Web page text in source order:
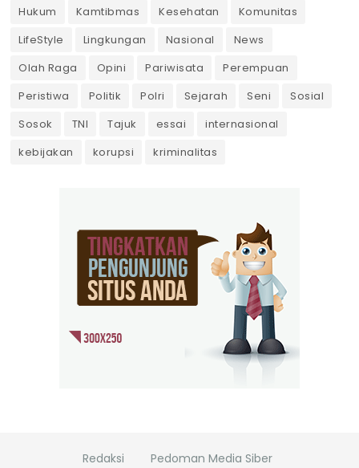
Hukum
Kamtibmas Kesehatan
Komunitas
LifeStyle
Lingkungan Nasional
News
Olah Raga
Opini Pariwisata
Perempuan
Peristiwa
Politik Polri Sejarah Seni
Sosial
Sosok
TNI Tajuk essai
internasional
kebijakan
korupsi kriminalitas
Redaksi Pedoman Media Siber